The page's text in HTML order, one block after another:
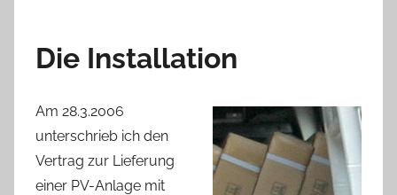
Die Installation
Am 28.3.2006
unterschrieb ich den
Vertrag zur Lieferung
einer PV-Anlage mit